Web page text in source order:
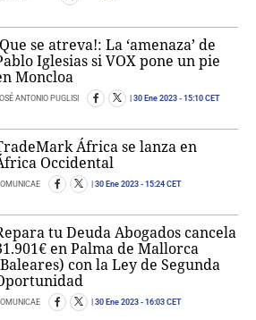
se atreva!: La ‘amenaza’ de
Iglesias si VOX pone un pie
Moncloa
ANTONIO PUGLISI 30 Ene 2023 - 15:10 CET
África se lanza en
Occidental
30 Ene 2023 - 15:24 CET
tu Deuda Abogados cancela
en Palma de Mallorca
con la Ley de Segunda
30 Ene 2023 - 16:03 CET